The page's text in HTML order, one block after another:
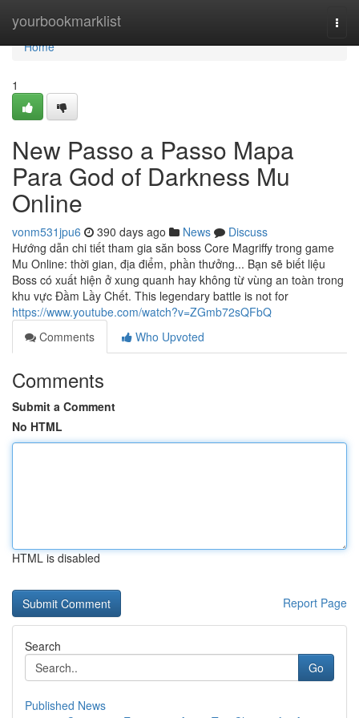
yourbookmarklist
Home
Home
1
New Passo a Passo Mapa
Para God of Darkness Mu
Online
vonm531jpu6 390 days ago News
Discuss
Hướng dẫn chi tiết tham gia săn boss Core Magriffy trong game
Mu Online: thời gian, địa điểm, phần thưởng... Bạn sẽ biết liệu
Boss có xuất hiện ở xung quanh hay không từ vùng an toàn trong
khu vực Đầm Lầy Chết. This legendary battle is not for
https://www.youtube.com/watch?v=ZGmb72sQFbQ
Comments
Who Upvoted
Comments
Submit a Comment
No HTML
HTML is disabled
Report Page
Search
Go
Published News